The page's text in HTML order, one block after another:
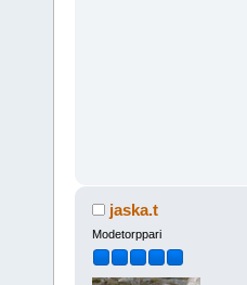
jaska.t
Modetorppari